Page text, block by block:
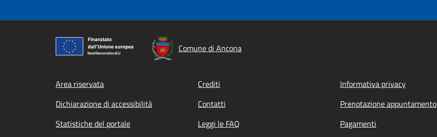
Comune di Ancona
Footer menu
Area riservata Crediti Informativa privacy
Dichiarazione di accessibilità
Contatti Prenotazione appuntamento
Statistiche del portale
Leggi le FAQ Pagamenti